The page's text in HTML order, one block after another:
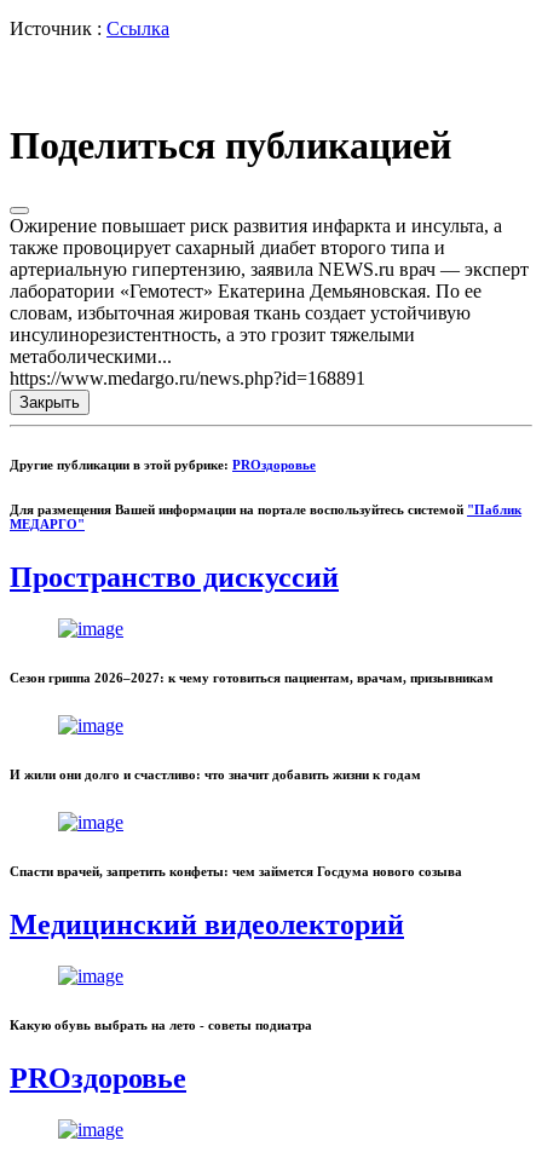
Источник : Ссылка
Поделиться публикацией
Ожирение повышает риск развития инфаркта и инсульта, а
также провоцирует сахарный диабет второго типа и
артериальную гипертензию, заявила NEWS.ru врач — эксперт
лаборатории «Гемотест» Екатерина Демьяновская. По ее
словам, избыточная жировая ткань создает устойчивую
инсулинорезистентность, а это грозит тяжелыми
метаболическими...
https://www.medargo.ru/news.php?id=168891
Закрыть
Другие публикации в этой рубрике: PROздоровье
Для размещения Вашей информации на портале воспользуйтесь системой "Паблик
МЕДАРГО"
Пространство дискуссий
Сезон гриппа 2026–2027: к чему готовиться пациентам, врачам, призывникам
И жили они долго и счастливо: что значит добавить жизни к годам
Спасти врачей, запретить конфеты: чем займется Госдума нового созыва
Медицинский видеолекторий
Какую обувь выбрать на лето - советы подиатра
PROздоровье